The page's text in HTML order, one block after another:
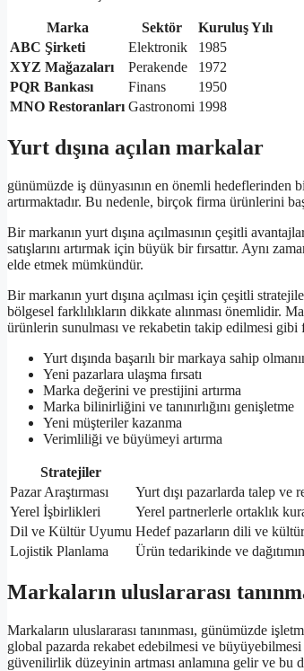
Marka Sektör
Kuruluş Yılı
ABC Şirketi
Elektronik
1985
XYZ Mağazaları
Perakende
1972
PQR Bankası
Finans
1950
MNO Restoranları Gastronomi 1998
Yurt dışına açılan markalar
günümüzde iş dünyasının en önemli hedeflerinden
artırmaktadır. Bu nedenle, birçok firma ürünlerini
Bir markanın yurt dışına açılmasının çeşitli
satışlarını artırmak için büyük bir fırsattır. Aynı
elde etmek mümkündür.
Bir markanın yurt dışına açılması için çeşitli
bölgesel farklılıkların dikkate alınması önemlidir.
ürünlerin sunulması ve rekabetin takip edilmesi gibi
Yurt dışında başarılı bir markaya sahip
Yeni pazarlara ulaşma fırsatı
Marka değerini ve prestijini artırma
Marka bilinirliğini ve tanınırlığını genişletme
Yeni müşteriler kazanma
Verimliliği ve büyümeyi artırma
Stratejiler
Pazar Araştırması
Yurt dışı pazarlarda talep ve
Yerel İşbirlikleri
Yerel partnerlerle ortaklık
Dil ve Kültür Uyumu Hedef pazarların dili ve
Lojistik Planlama
Ürün tedarikinde ve
Markaların uluslararası
Markaların uluslararası tanınması, günümüzde
global pazarda rekabet edebilmesi ve
güvenilirlik düzeyinin artması anlamına gelir ve bu